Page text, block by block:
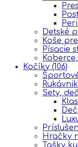
Detské
Koše
Písacie
Kočíky (106)
Sety,
Hračky
Tašky